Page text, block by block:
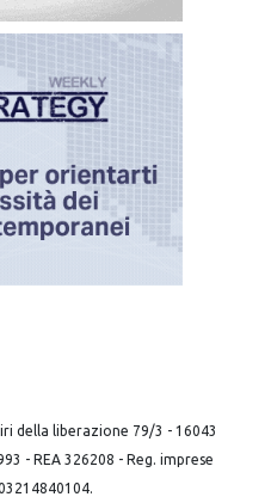
della liberazione 79/3 - 16043
- REA 326208 - Reg. imprese